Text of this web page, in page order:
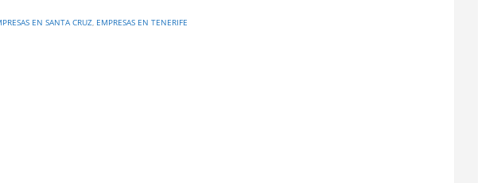
EN SANTA CRUZ, EMPRESAS EN TENERIFE